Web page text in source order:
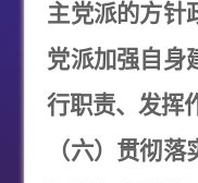
主党派的方针
党派加强自身
行职责、发挥
（六）贯彻